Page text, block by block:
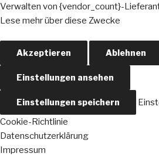
Verwalten von {vendor_count}-
Lese mehr über diese Zwecke
Akzeptieren Ablehnen
Einstellungen ansehen
Einstellungen speichern
Cookie-Richtlinie
Datenschutzerklärung
Impressum